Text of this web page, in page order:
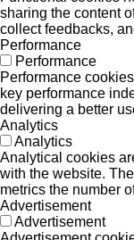
sharing the content
collect feedbacks,
Performance
Performance
Performance
key performance
delivering a better
Analytics
Analytics
Analytical cookies
with the website.
metrics the number
Advertisement
Advertisement